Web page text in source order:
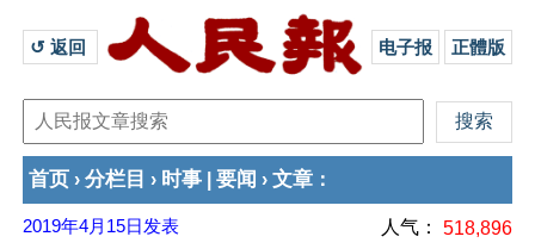
↺ 返回 电子报 正體版
首页 › 分栏目 › 时事 要闻 › 文章 ：
2019年4月15日 发表 人气： 518,896